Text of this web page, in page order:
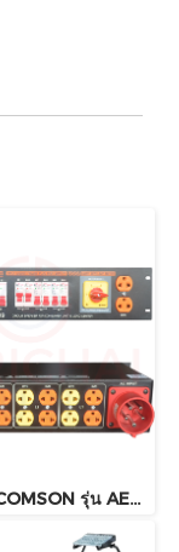
หม้อดึงไฟ COMSON รุ่น AEC639